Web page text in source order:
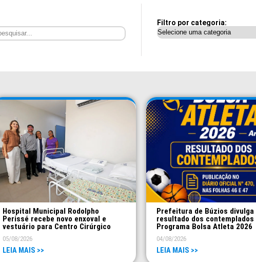
Filtro por categoria:
Hospital Municipal Rodolpho
Perissé recebe novo enxoval e
vestuário para Centro Cirúrgico
05/08/2026
LEIA MAIS >>
Prefeitura de Búzios divulga
resultado dos contemplados
Programa Bolsa Atleta 2026
04/08/2026
LEIA MAIS >>